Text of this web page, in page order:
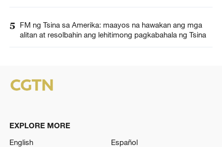
5
FM ng Tsina sa Amerika: maayos na hawakan ang mga
alitan at resolbahin ang lehitimong pagkabahala ng Tsina
EXPLORE MORE
English
Español